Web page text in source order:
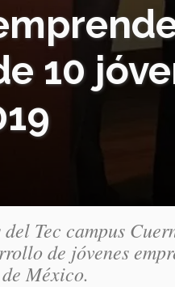
10
Tec campus
de jóvenes
México.